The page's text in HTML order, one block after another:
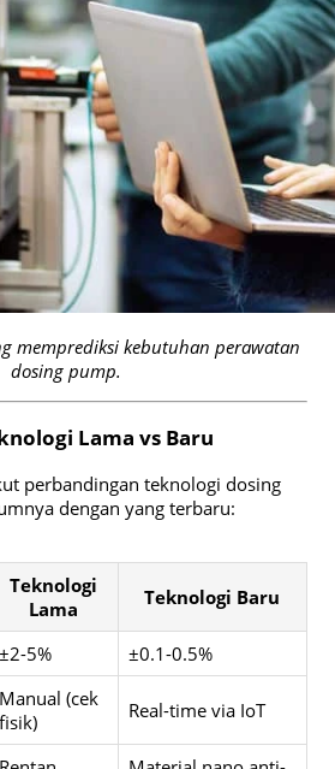
memprediksi kebutuhan perawatan
dosing pump.
Lama vs Baru
perbandingan teknologi dosing
dengan yang terbaru:
Teknologi
Lama
Teknologi Baru
±2-5% ±0.1-0.5%
Manual (cek
fisik)
Real-time via IoT